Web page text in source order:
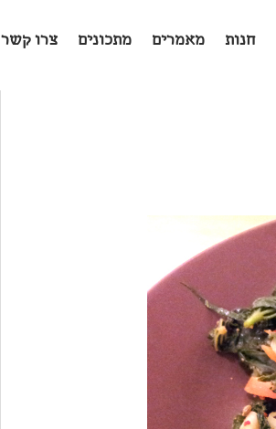
חנות מאמרים מתכונים צרו קשר